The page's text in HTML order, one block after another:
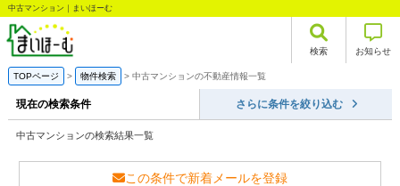
中古マンション｜まいほーむ
検索 お知らせ
TOPページ 物件検索 中古マンションの不動産情報一覧
現在の検索条件 さらに条件を絞り込む
中古マンションの検索結果一覧
この条件で新着メールを登録